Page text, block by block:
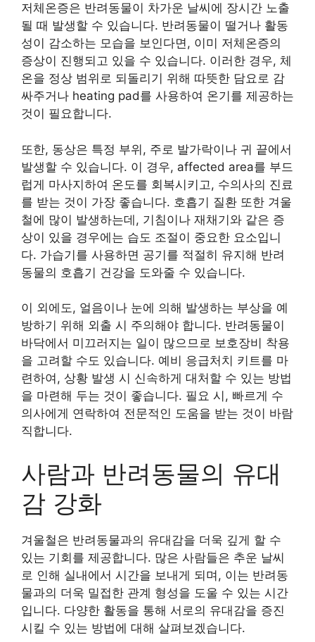
저체온증은 반려동물이 차가운 날씨에 장시간 노출
될 때 발생할 수 있습니다. 반려동물이 떨거나 활동
성이 감소하는 모습을 보인다면, 이미 저체온증의
증상이 진행되고 있을 수 있습니다. 이러한 경우, 체
온을 정상 범위로 되돌리기 위해 따뜻한 담요로 감
싸주거나 heating pad를 사용하여 온기를 제공하는
것이 필요합니다.
또한, 동상은 특정 부위, 주로 발가락이나 귀 끝에서
발생할 수 있습니다. 이 경우, affected area를 부드
럽게 마사지하여 온도를 회복시키고, 수의사의 진료
를 받는 것이 가장 좋습니다. 호흡기 질환 또한 겨울
철에 많이 발생하는데, 기침이나 재채기와 같은 증
상이 있을 경우에는 습도 조절이 중요한 요소입니
다. 가습기를 사용하면 공기를 적절히 유지해 반려
동물의 호흡기 건강을 도와줄 수 있습니다.
이 외에도, 얼음이나 눈에 의해 발생하는 부상을 예
방하기 위해 외출 시 주의해야 합니다. 반려동물이
바닥에서 미끄러지는 일이 많으므로 보호장비 착용
을 고려할 수도 있습니다. 예비 응급처치 키트를 마
련하여, 상황 발생 시 신속하게 대처할 수 있는 방법
을 마련해 두는 것이 좋습니다. 필요 시, 빠르게 수
의사에게 연락하여 전문적인 도움을 받는 것이 바람
직합니다.
사람과 반려동물의 유대
감 강화
겨울철은 반려동물과의 유대감을 더욱 깊게 할 수
있는 기회를 제공합니다. 많은 사람들은 추운 날씨
로 인해 실내에서 시간을 보내게 되며, 이는 반려동
물과의 더욱 밀접한 관계 형성을 도울 수 있는 시간
입니다. 다양한 활동을 통해 서로의 유대감을 증진
시킬 수 있는 방법에 대해 살펴보겠습니다.